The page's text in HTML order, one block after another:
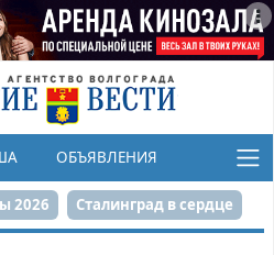
ОБЪЯВЛЕНИЯ
2026 Сталинград в сердце